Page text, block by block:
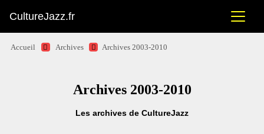
CultureJazz.fr
Accueil Archives Archives 2003-2010
Archives 2003-2010
Les archives de CultureJazz